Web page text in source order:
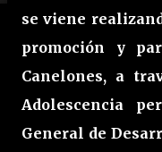
se viene
promoción y
Canelones, a
Adolescencia
General de